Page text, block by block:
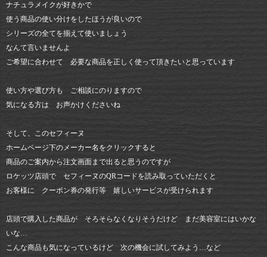
ナチュラメイクが好きかで
使う商品の使い分けをしたほうが良いので
シリーズの全てを揃えて使いましょう
なんて言いませんよ
ご希望に合わせて 必要な商品を正しく使って頂きたいと思っています
使い方や選び方も ご相談にのりますので
気になる方は お声かけくださいね
そして、このセフィーヌ
ホームページ下のメーカー名をクリックすると
商品のご案内から注文画面まで出ると思うのですが
ロケッツ店頭で セフィーヌのQRコードを読み取っていただくと
お客様に クーポン券の発行等 嬉しいサービスが受けられます
店頭で購入した商品が そろそらなくなりそうだけど まだ美容室にはいかな
いな…
こんな商品も気になっているけど 次の機会に試してみよう…など